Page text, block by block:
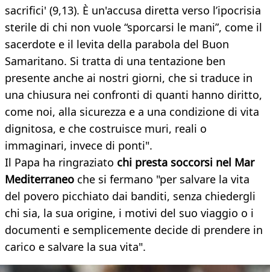
sacrifici' (9,13). È un'accusa diretta verso l’ipocrisia
sterile di chi non vuole “sporcarsi le mani”, come il
sacerdote e il levita della parabola del Buon
Samaritano. Si tratta di una tentazione ben
presente anche ai nostri giorni, che si traduce in
una chiusura nei confronti di quanti hanno diritto,
come noi, alla sicurezza e a una condizione di vita
dignitosa, e che costruisce muri, reali o
immaginari, invece di ponti".
Il Papa ha ringraziato chi presta soccorsi nel Mar
Mediterraneo che si fermano "per salvare la vita
del povero picchiato dai banditi, senza chiedergli
chi sia, la sua origine, i motivi del suo viaggio o i
documenti e semplicemente decide di prendere in
carico e salvare la sua vita".